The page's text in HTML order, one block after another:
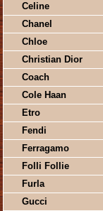
Celine
Chanel
Chloe
Christian Dior
Coach
Cole Haan
Etro
Fendi
Ferragamo
Folli Follie
Furla
Gucci